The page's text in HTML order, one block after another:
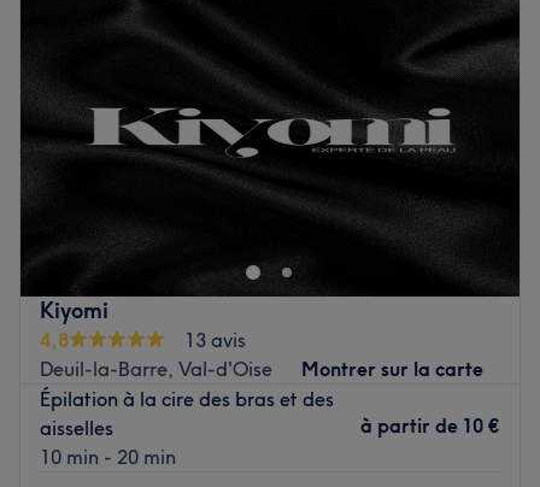
Kiyomi
4,8
13 avis
Deuil-la-Barre, Val-d'Oise
Montrer sur la carte
Épilation à la cire des bras et des
aisselles
10 min - 20 min
à partir de 10 €